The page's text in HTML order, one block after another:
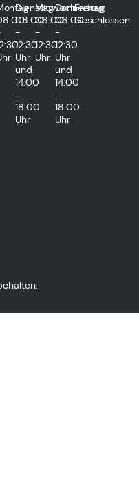
Dienstag
08:00
-
12:30
Uhr
und
14:00
-
18:00
Uhr
Mittwoch
08:00
-
12:30
Uhr
Donnerstag
08:00
-
12:30
Uhr
und
14:00
-
18:00
Uhr
Freitag
Geschlossen